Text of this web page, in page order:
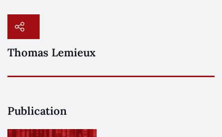
Thomas Lemieux
Publication